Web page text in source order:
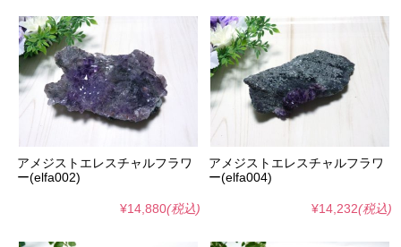
アメジストエレスチャルフラワ
ー(elfa002)
¥14,880(税込)
アメジストエレスチャルフラワ
ー(elfa004)
¥14,232(税込)